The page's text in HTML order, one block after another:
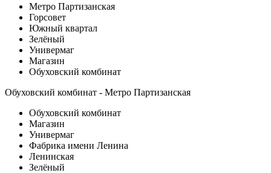
Метро Партизанская
Горсовет
Южный квартал
Зелёный
Универмаг
Магазин
Обуховский комбинат
Обуховский комбинат - Метро Партизанская
Обуховский комбинат
Магазин
Универмаг
Фабрика имени Ленина
Ленинская
Зелёный